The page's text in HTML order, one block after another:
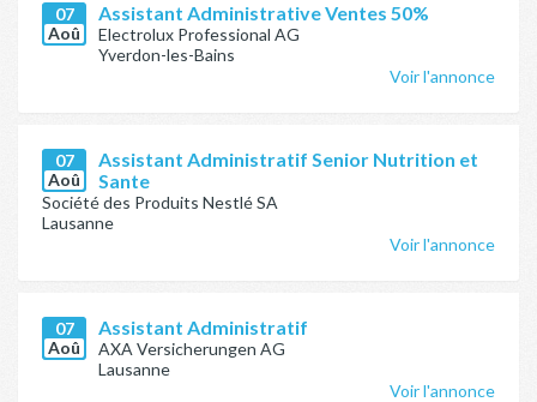
07
Aoû
Assistant Administrative Ventes 50%
Electrolux Professional AG
Yverdon-les-Bains
Voir l'annonce
07
Aoû
Assistant Administratif Senior Nutrition et
Sante
Société des Produits Nestlé SA
Lausanne
Voir l'annonce
07
Aoû
Assistant Administratif
AXA Versicherungen AG
Lausanne
Voir l'annonce